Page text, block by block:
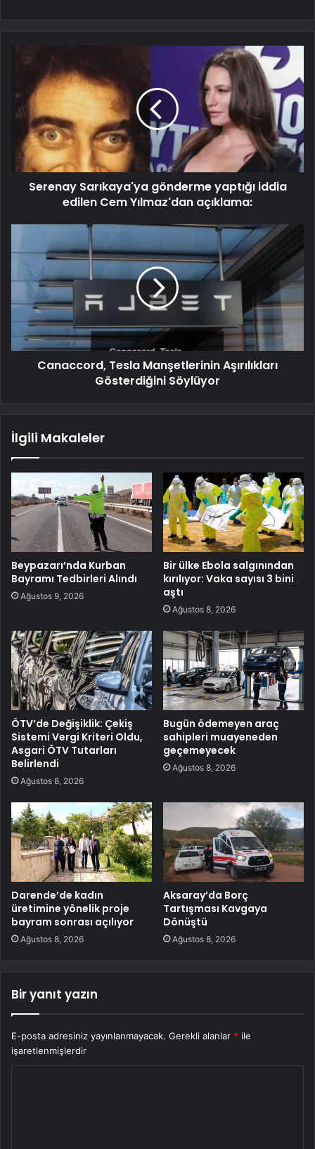
Serenay Sarıkaya'ya gönderme yaptığı iddia
edilen Cem Yılmaz'dan açıklama:
Canaccord, Tesla Manşetlerinin Aşırılıkları
Gösterdiğini Söylüyor
İlgili Makaleler
Beypazarı’nda Kurban
Bayramı Tedbirleri Alındı
Ağustos 9, 2026
Bir ülke Ebola salgınından
kırılıyor: Vaka sayısı 3 bini
aştı
Ağustos 8, 2026
ÖTV’de Değişiklik: Çekiş
Sistemi Vergi Kriteri Oldu,
Asgari ÖTV Tutarları
Belirlendi
Ağustos 8, 2026
Bugün ödemeyen araç
sahipleri muayeneden
geçemeyecek
Ağustos 8, 2026
Darende’de kadın
üretimine yönelik proje
bayram sonrası açılıyor
Ağustos 8, 2026
Aksaray’da Borç
Tartışması Kavgaya
Dönüştü
Ağustos 8, 2026
Bir yanıt yazın
E-posta adresiniz yayınlanmayacak. Gerekli alanlar * ile
işaretlenmişlerdir